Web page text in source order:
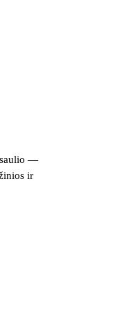
—
ir